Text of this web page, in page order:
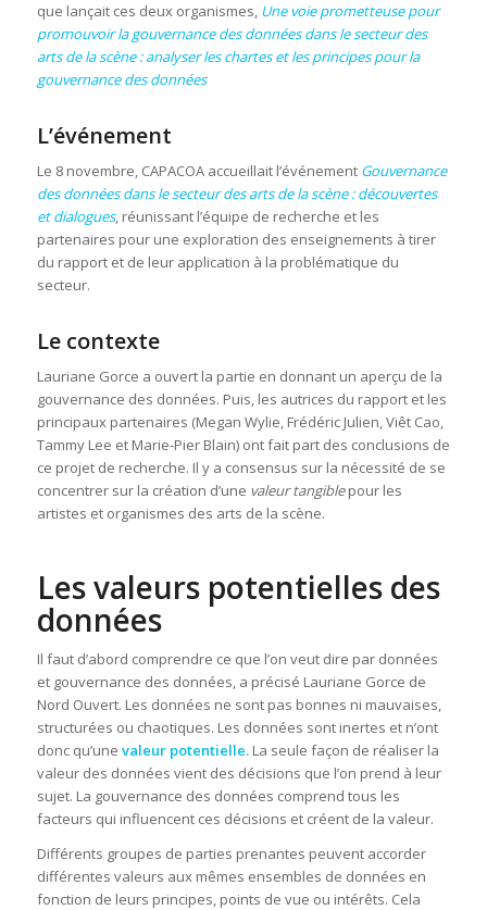
que lançait ces deux organismes, Une voie prometteuse pour
promouvoir la gouvernance des données dans le secteur des
arts de la scène :analyser les chartes et les principes pour la
gouvernance des données
L’événement
Le 8 novembre, CAPACOA accueillait l’événement Gouvernance
des données dans le secteur des arts de la scène :découvertes
et dialogues, réunissant l’équipe de recherche et les
partenaires pour une exploration des enseignements à tirer
du rapport et de leur application à la problématique du
secteur.
Le contexte
Lauriane Gorce a ouvert la partie en donnant un aperçu de la
gouvernance des données. Puis, les autrices du rapport et les
principaux partenaires (Megan Wylie, Frédéric Julien, Viêt Cao,
Tammy Lee et Marie-Pier Blain) ont fait part des conclusions de
ce projet de recherche. Il y a consensus sur la nécessité de se
concentrer sur la création d’une valeur tangiblepour les
artistes et organismes des arts de la scène.
Les valeurs potentielles des
données
Il faut d’abord comprendre ce que l’on veut dire par données
et gouvernance des données, a précisé Lauriane Gorce de
Nord Ouvert. Les données ne sont pas bonnes ni mauvaises,
structurées ou chaotiques. Les données sont inertes et n’ont
donc qu’une valeur potentielle.La seule façon de réaliser la
valeur des données vient des décisions que l’on prend à leur
sujet. La gouvernance des données comprend tous les
facteurs qui influencent ces décisions et créent de la valeur.
Différents groupes de parties prenantes peuvent accorder
différentes valeurs aux mêmes ensembles de données en
fonction de leurs principes, points de vue ou intérêts. Cela